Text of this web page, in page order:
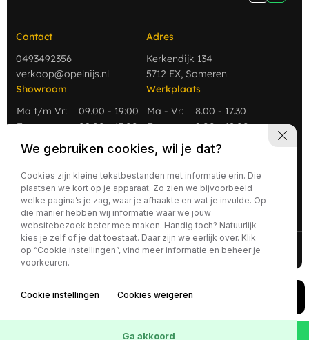
Contact
0493492356
verkoop@opelnijs.nl
Adres
Kerkendijk 134
5712 EX, Someren
Showroom
Ma t/m Vr:
09.00 - 19:00
Za
09.00 - 17:00
Zo
Gesloten
Werkplaats
Ma - Vr:
8.00 - 17.30
Za:
9.00 - 12.00
Gesloten
2026 - Nijs Auto's Privacy policy
We gebruiken cookies, wil je dat?
Cookies zijn kleine tekstbestanden met informatie erin. Die
plaatsen we kort op je apparaat. Zo zien we bijvoorbeeld
welke pagina’s je zag, waar je afhaakte en wat je invulde. Op
die manier hebben wij informatie waar we jouw
websitebezoek beter mee maken. Handig toch? Natuurlijk
kies je zelf of je dat toestaat. Daar zijn we eerlijk over. Klik
op “Cookie instellingen”, vind meer informatie en beheer je
voorkeuren.
Cookie instellingen Cookies weigeren
Ga akkoord